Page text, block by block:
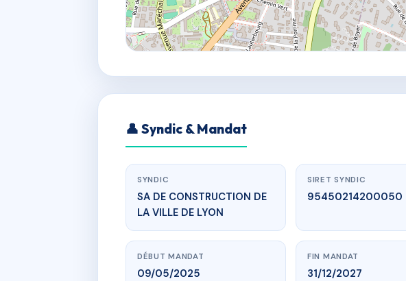
👤 Syndic & Mandat
SYNDIC
SA DE CONSTRUCTION DE
LA VILLE DE LYON
SIRET SYNDIC
95450214200050
DÉBUT MANDAT
09/05/2025
FIN MANDAT
31/12/2027